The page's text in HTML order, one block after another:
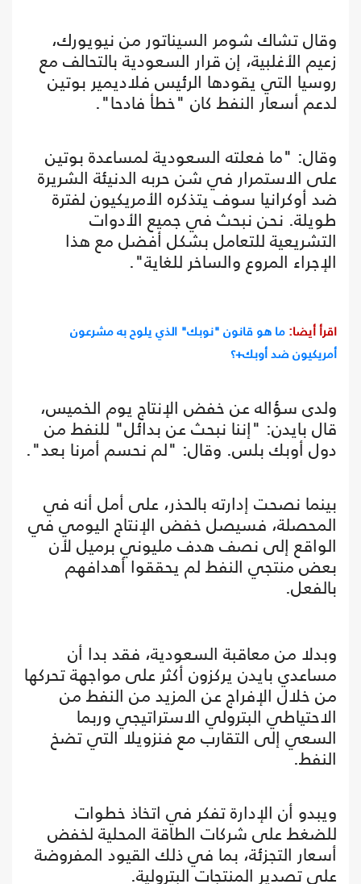
وقال تشاك شومر السيناتور من نيويورك،
زعيم الأغلبية، إن قرار السعودية بالتحالف مع
روسيا التي يقودها الرئيس فلاديمير بوتين
لدعم أسعار النفط كان "خطأ فادحا".
وقال: "ما فعلته السعودية لمساعدة بوتين
على الاستمرار في شن حربه الدنيئة الشريرة
ضد أوكرانيا سوف يتذكره الأمريكيون لفترة
طويلة. نحن نبحث في جميع الأدوات
التشريعية للتعامل بشكل أفضل مع هذا
الإجراء المروع والساخر للغاية".
اقرأ أيضا: ما هو قانون "نوبك" الذي يلوح به مشرعون
أمريكيون ضد أوبك+؟
ولدى سؤاله عن خفض الإنتاج يوم الخميس،
قال بايدن: "إننا نبحث عن بدائل" للنفط من
دول أوبك بلس. وقال: "لم نحسم أمرنا بعد".
بينما نصحت إدارته بالحذر، على أمل أنه في
المحصلة، فسيصل خفض الإنتاج اليومي في
الواقع إلى نصف هدف مليوني برميل لأن
بعض منتجي النفط لم يحققوا أهدافهم
بالفعل.
وبدلا من معاقبة السعودية، فقد بدا أن
مساعدي بايدن يركزون أكثر على مواجهة تحركها
من خلال الإفراج عن المزيد من النفط من
الاحتياطي البترولي الاستراتيجي وربما
السعي إلى التقارب مع فنزويلا التي تضخ
النفط.
ويبدو أن الإدارة تفكر في اتخاذ خطوات
للضغط على شركات الطاقة المحلية لخفض
أسعار التجزئة، بما في ذلك القيود المفروضة
على تصدير المنتجات البترولية.